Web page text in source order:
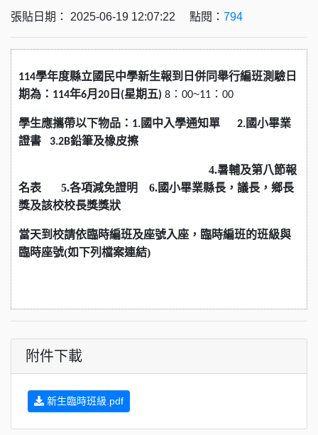
張貼日期： 2025-06-19 12:07:22 點閱： 794
114學年度縣立國民中學新生報到日併同舉行編班測驗日
期為： 114年6月 20 日 (星期五) 8 ： 00~11 ： 00
學生應攜帶以下物品： 1.國中入學通知單 2.國小畢業
證書 3.2B鉛筆及橡皮擦
4.暑輔及第八節報
名表 5.各項減免證明 6.國小畢業縣長，議長，鄉長
獎及該校校長獎獎狀
當天到校請依臨時編班及座號入座 ，臨時編班的班級與
臨時座號(如下列檔案連結)
附件下載
新生臨時班級.pdf